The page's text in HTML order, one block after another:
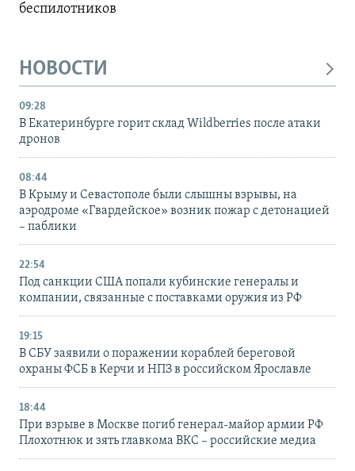
беспилотников
НОВОСТИ
09:28
В Екатеринбурге горит склад Wildberries после атаки
дронов
08:44
В Крыму и Севастополе были слышны взрывы, на
аэродроме «Гвардейское» возник пожар с детонацией
– паблики
22:54
Под санкции США попали кубинские генералы и
компании, связанные с поставками оружия из РФ
19:15
В СБУ заявили о поражении кораблей береговой
охраны ФСБ в Керчи и НПЗ в российском Ярославле
18:44
При взрыве в Москве погиб генерал-майор армии РФ
Плохотнюк и зять главкома ВКС – российские медиа